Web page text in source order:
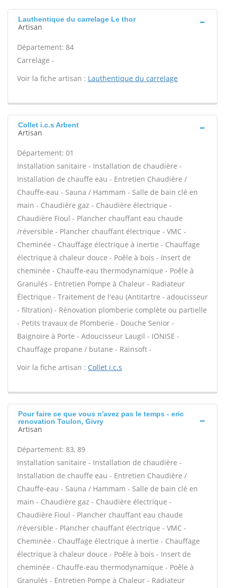
Lauthentique du carrelage Le thor
Artisan
Département: 84
Carrelage -
Voir la fiche artisan : Lauthentique du carrelage
Collet i.c.s Arbent
Artisan
Département: 01
Installation sanitaire - Installation de chaudière -
Installation de chauffe eau - Entretien Chaudière /
Chauffe-eau - Sauna / Hammam - Salle de bain clé en
main - Chaudière gaz - Chaudière électrique -
Chaudière Fioul - Plancher chauffant eau chaude
/réversible - Plancher chauffant électrique - VMC -
Cheminée - Chauffage électrique à inertie - Chauffage
électrique à chaleur douce - Poêle à bois - Insert de
cheminée - Chauffe-eau thermodynamique - Poêle à
Granulés - Entretien Pompe à Chaleur - Radiateur
Électrique - Traitement de l'eau (Antitartre - adoucisseur
- filtration) - Rénovation plomberie complète ou partielle
- Petits travaux de Plomberie - Douche Senior -
Baignoire à Porte - Adoucisseur Laugil - IONISE -
Chauffage propane / butane - Rainsoft -
Voir la fiche artisan : Collet i.c.s
Pour faire ce que vous n'avez pas le temps - eric
renovation Toulon, Givry
Artisan
Département: 83, 89
Installation sanitaire - Installation de chaudière -
Installation de chauffe eau - Entretien Chaudière /
Chauffe-eau - Sauna / Hammam - Salle de bain clé en
main - Chaudière gaz - Chaudière électrique -
Chaudière Fioul - Plancher chauffant eau chaude
/réversible - Plancher chauffant électrique - VMC -
Cheminée - Chauffage électrique à inertie - Chauffage
électrique à chaleur douce - Poêle à bois - Insert de
cheminée - Chauffe-eau thermodynamique - Poêle à
Granulés - Entretien Pompe à Chaleur - Radiateur